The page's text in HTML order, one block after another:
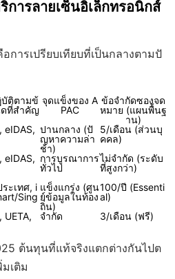
การลายเซ็นอิเล็กทรอนิกส์
การเปรียบเทียบที่เป็นกลางตามปั
บัติตามข้
ที่สำคัญ
จุดแข็งของ A
PAC
ข้อจำกัดซองจด
หมาย (แผนพื้นฐ
าน)
eIDAS, ปานกลาง (ปั
ญหาความล่า
ช้า)
5/เดือน (ส่วนบุ
คคล)
eIDAS, การบูรณาการ
ทั่วไป
ไม่จำกัด (ระดับ
ที่สูงกว่า)
ะเทศ, i
Sing
แข็งแกร่ง (ศูน
ย์ข้อมูลในท้อง
ถิ่น)
100/ปี (Essenti
al)
UETA,
จำกัด 3/เดือน (ฟรี)
ต้นทุนที่แท้จริงแตกต่างกันไปต
เติม